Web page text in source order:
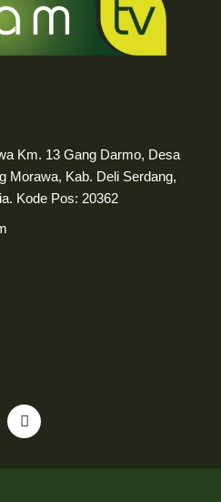
Km. 13 Gang Darmo, Desa
Morawa, Kab. Deli Serdang,
Kode Pos: 20362